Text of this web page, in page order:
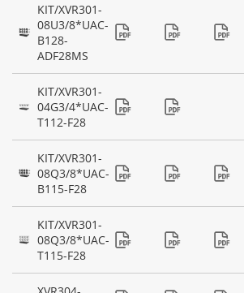
KIT/XVR301-
08U3/8*UAC-
B128-
ADF28MS
KIT/XVR301-
04G3/4*UAC-
T112-F28
KIT/XVR301-
08Q3/8*UAC-
B115-F28
KIT/XVR301-
08Q3/8*UAC-
T115-F28